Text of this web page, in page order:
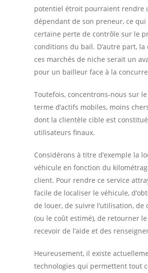
potentiel étroit pourraient rendre
dépendant de son preneur, ce
certaine perte de contrôle sur le
conditions du bail. D’autre part, la
ces marchés de niche serait un
pour un bailleur face à la
Toutefois, concentrons-nous sur
terme d’actifs mobiles, moins
dont la clientèle cible est
utilisateurs finaux.
Considérons à titre d’exemple la
véhicule en fonction du
client. Pour rendre ce service
facile de localiser le véhicule,
de louer, de suivre l’utilisation, de
(ou le coût estimé), de retourner
recevoir de l’aide et des
Heureusement, il existe
technologies qui permettent tout